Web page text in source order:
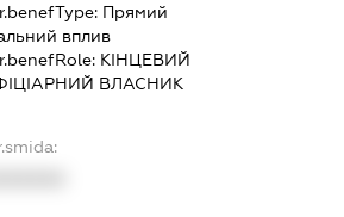
Прямий
вплив
КІНЦЕВИЙ
ВЛАСНИК